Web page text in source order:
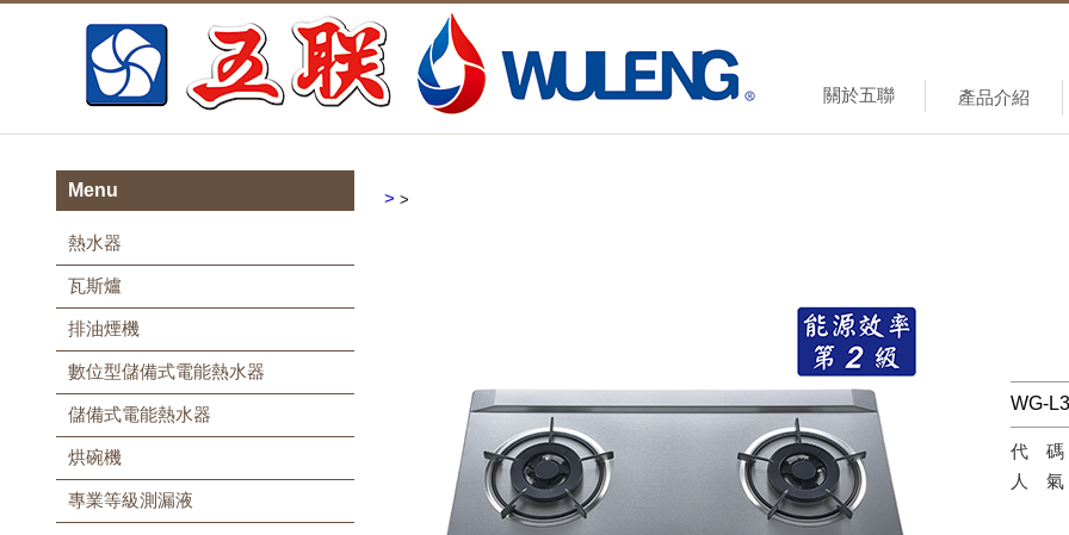
關於五聯 產品介紹
Menu
熱水器
瓦斯爐
排油煙機
數位型儲備式電能熱水器
儲備式電能熱水器
烘碗機
專業等級測漏液
> >
WG-
代
人